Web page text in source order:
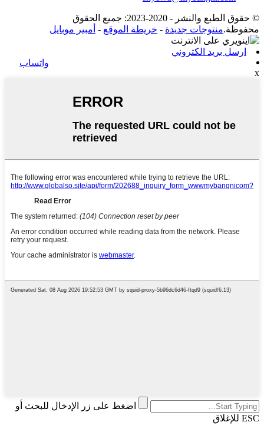
© حقوق الطبع والنشر - 2020-2023: جميع الحقوق
محفوظة.منتوجات جديدة - خريطة الموقع - أمبير موبايل
ارسل بريد الكتروني
واتساب
x
اضغط على زر الإدخال للبحث أو
ESC للإغلاق